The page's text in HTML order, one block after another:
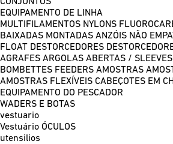
EQUIPAMENTO DE LINHA
MULTIFILAMENTOS NYLONS
BAIXADAS MONTADAS ANZÓIS NÃO
FLOAT DESTORCEDORES
AGRAFES ARGOLAS ABERTAS /
BOMBETTES FEEDERS AMOSTRAS
AMOSTRAS FLEXÍVEIS CABEÇOTES EM
EQUIPAMENTO DO PESCADOR
WADERS E BOTAS
vestuario
Vestuário ÓCULOS
utensilios